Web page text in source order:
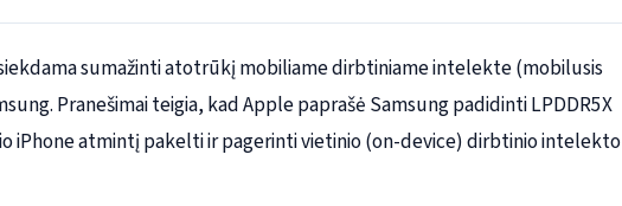
sumažinti atotrūkį mobiliame dirbtiniame intelekte (mobilusis
Pranešimai teigia, kad Apple paprašė Samsung padidinti LPDDR5X
iPhone atmintį pakelti ir pagerinti vietinio (on-device) dirbtinio intelekto